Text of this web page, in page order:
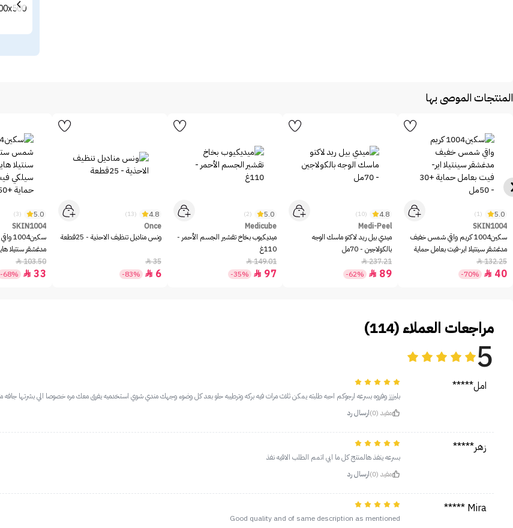
المنتجات الموصى بها
5.0
(1)
SKIN1004
سكين1004 كريم واقي شمس خفيف
مدغشقر سينتيلا اير-فيت بعامل حماية
+30 - 50مل
132.25

40

-70%
4.8
(10)
Medi-Peel
ميدي بيل ريد لاكتو ماسك الوجه
بالكولاجين - 70مل
237.21

89

-62%
5.0
(2)
Medicube
ميديكيوب بخاخ تقشير الجسم الأحمر -
110غ
149.01

97

-35%
4.8
(13)
Once
ونس مناديل تنظيف الاحذية - 25قطعة
35

6

-83%
5.0
(3)
SKIN1004
مدغشقر سنتيلا
بعامل حماية +50 - 7جم
103.50

33

-68%
مراجعات العملاء (114)
5
امل*****
بليززز وفروه بسرعه ارجوكم احبه طلبته يمكن ثلاث مرات فيه بركه وترطيبه حلو بعد كل وضوء وجهك مندي شوي استخدميه يفرق معك مره خصوصا الي بشرتها
مفيد (0)
ارسال رد
زهر*****
بسرعه ينفذ هالمنتج كل ما ابي اتمم الطلب الاقيه نفذ
مفيد (0)
ارسال رد
Mira *****
Good quality and of same description as mentioned